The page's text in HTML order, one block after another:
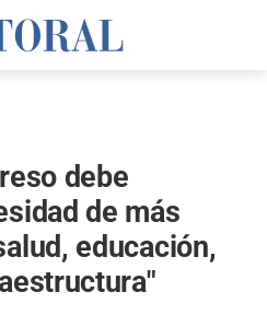
debe
de más
educación,